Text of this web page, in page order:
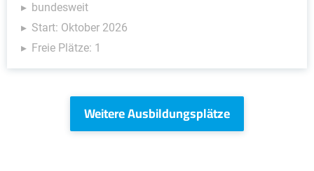
bundesweit
Start: Oktober 2026
Freie Plätze: 1
Weitere Ausbildungsplätze